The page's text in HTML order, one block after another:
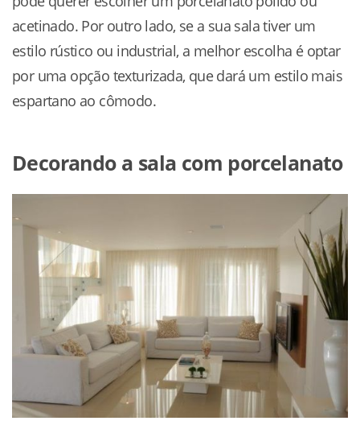
acetinado. Por outro lado, se a sua sala tiver um
estilo rústico ou industrial, a melhor escolha é optar
por uma opção texturizada, que dará um estilo mais
espartano ao cômodo.
Decorando a sala com porcelanato